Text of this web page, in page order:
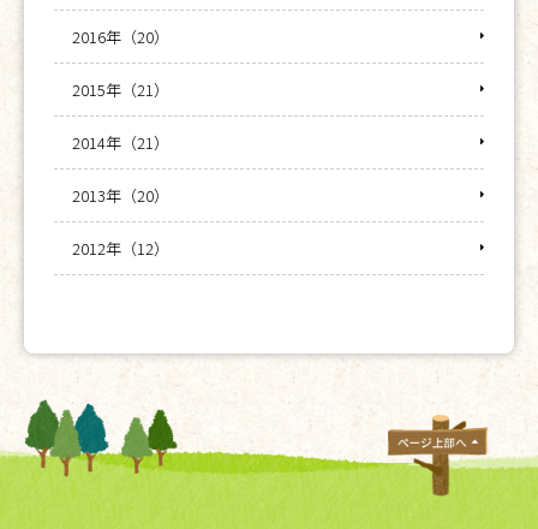
2016年（20）
2015年（21）
2014年（21）
2013年（20）
2012年（12）